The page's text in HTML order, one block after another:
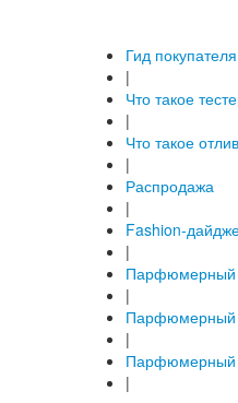
Гид покупателя
|
Что такое
|
Что такое
|
Распродажа
|
Fashion-
|
Парфюмерный
|
Парфюмерный
|
Парфюмерный
|